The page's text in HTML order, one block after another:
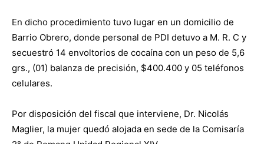
En dicho procedimiento tuvo lugar en un domicilio de
Barrio Obrero, donde personal de PDI detuvo a M. R. C y
secuestró 14 envoltorios de cocaína con un peso de 5,6
grs., (01) balanza de precisión, $400.400 y 05 teléfonos
celulares.
Por disposición del fiscal que interviene, Dr. Nicolás
Maglier, la mujer quedó alojada en sede de la Comisaría